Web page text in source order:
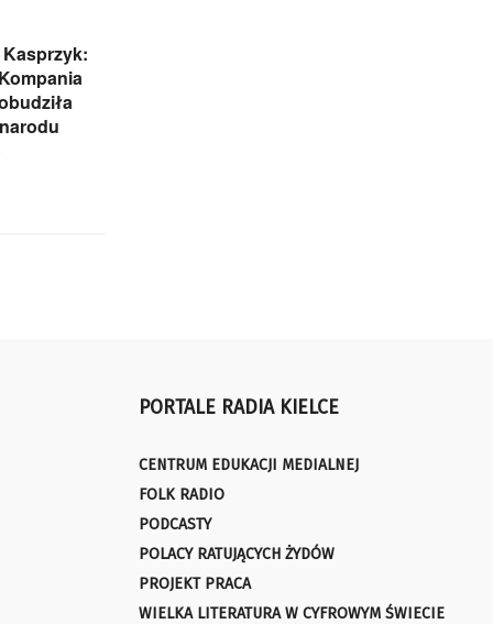
PORTALE RADIA KIELCE
CENTRUM EDUKACJI MEDIALNEJ
FOLK RADIO
PODCASTY
POLACY RATUJĄCYCH ŻYDÓW
PROJEKT PRACA
WIELKA LITERATURA W CYFROWYM ŚWIECIE